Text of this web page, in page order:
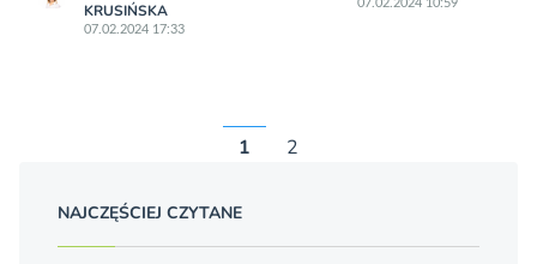
KRUSIŃSKA
07.02.2024 17:33
1 2
NAJCZĘŚCIEJ CZYTANE